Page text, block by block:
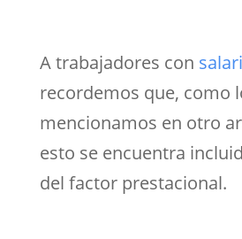
A trabajadores con
recordemos que, como
mencionamos en otro
esto se encuentra
del factor prestacional.